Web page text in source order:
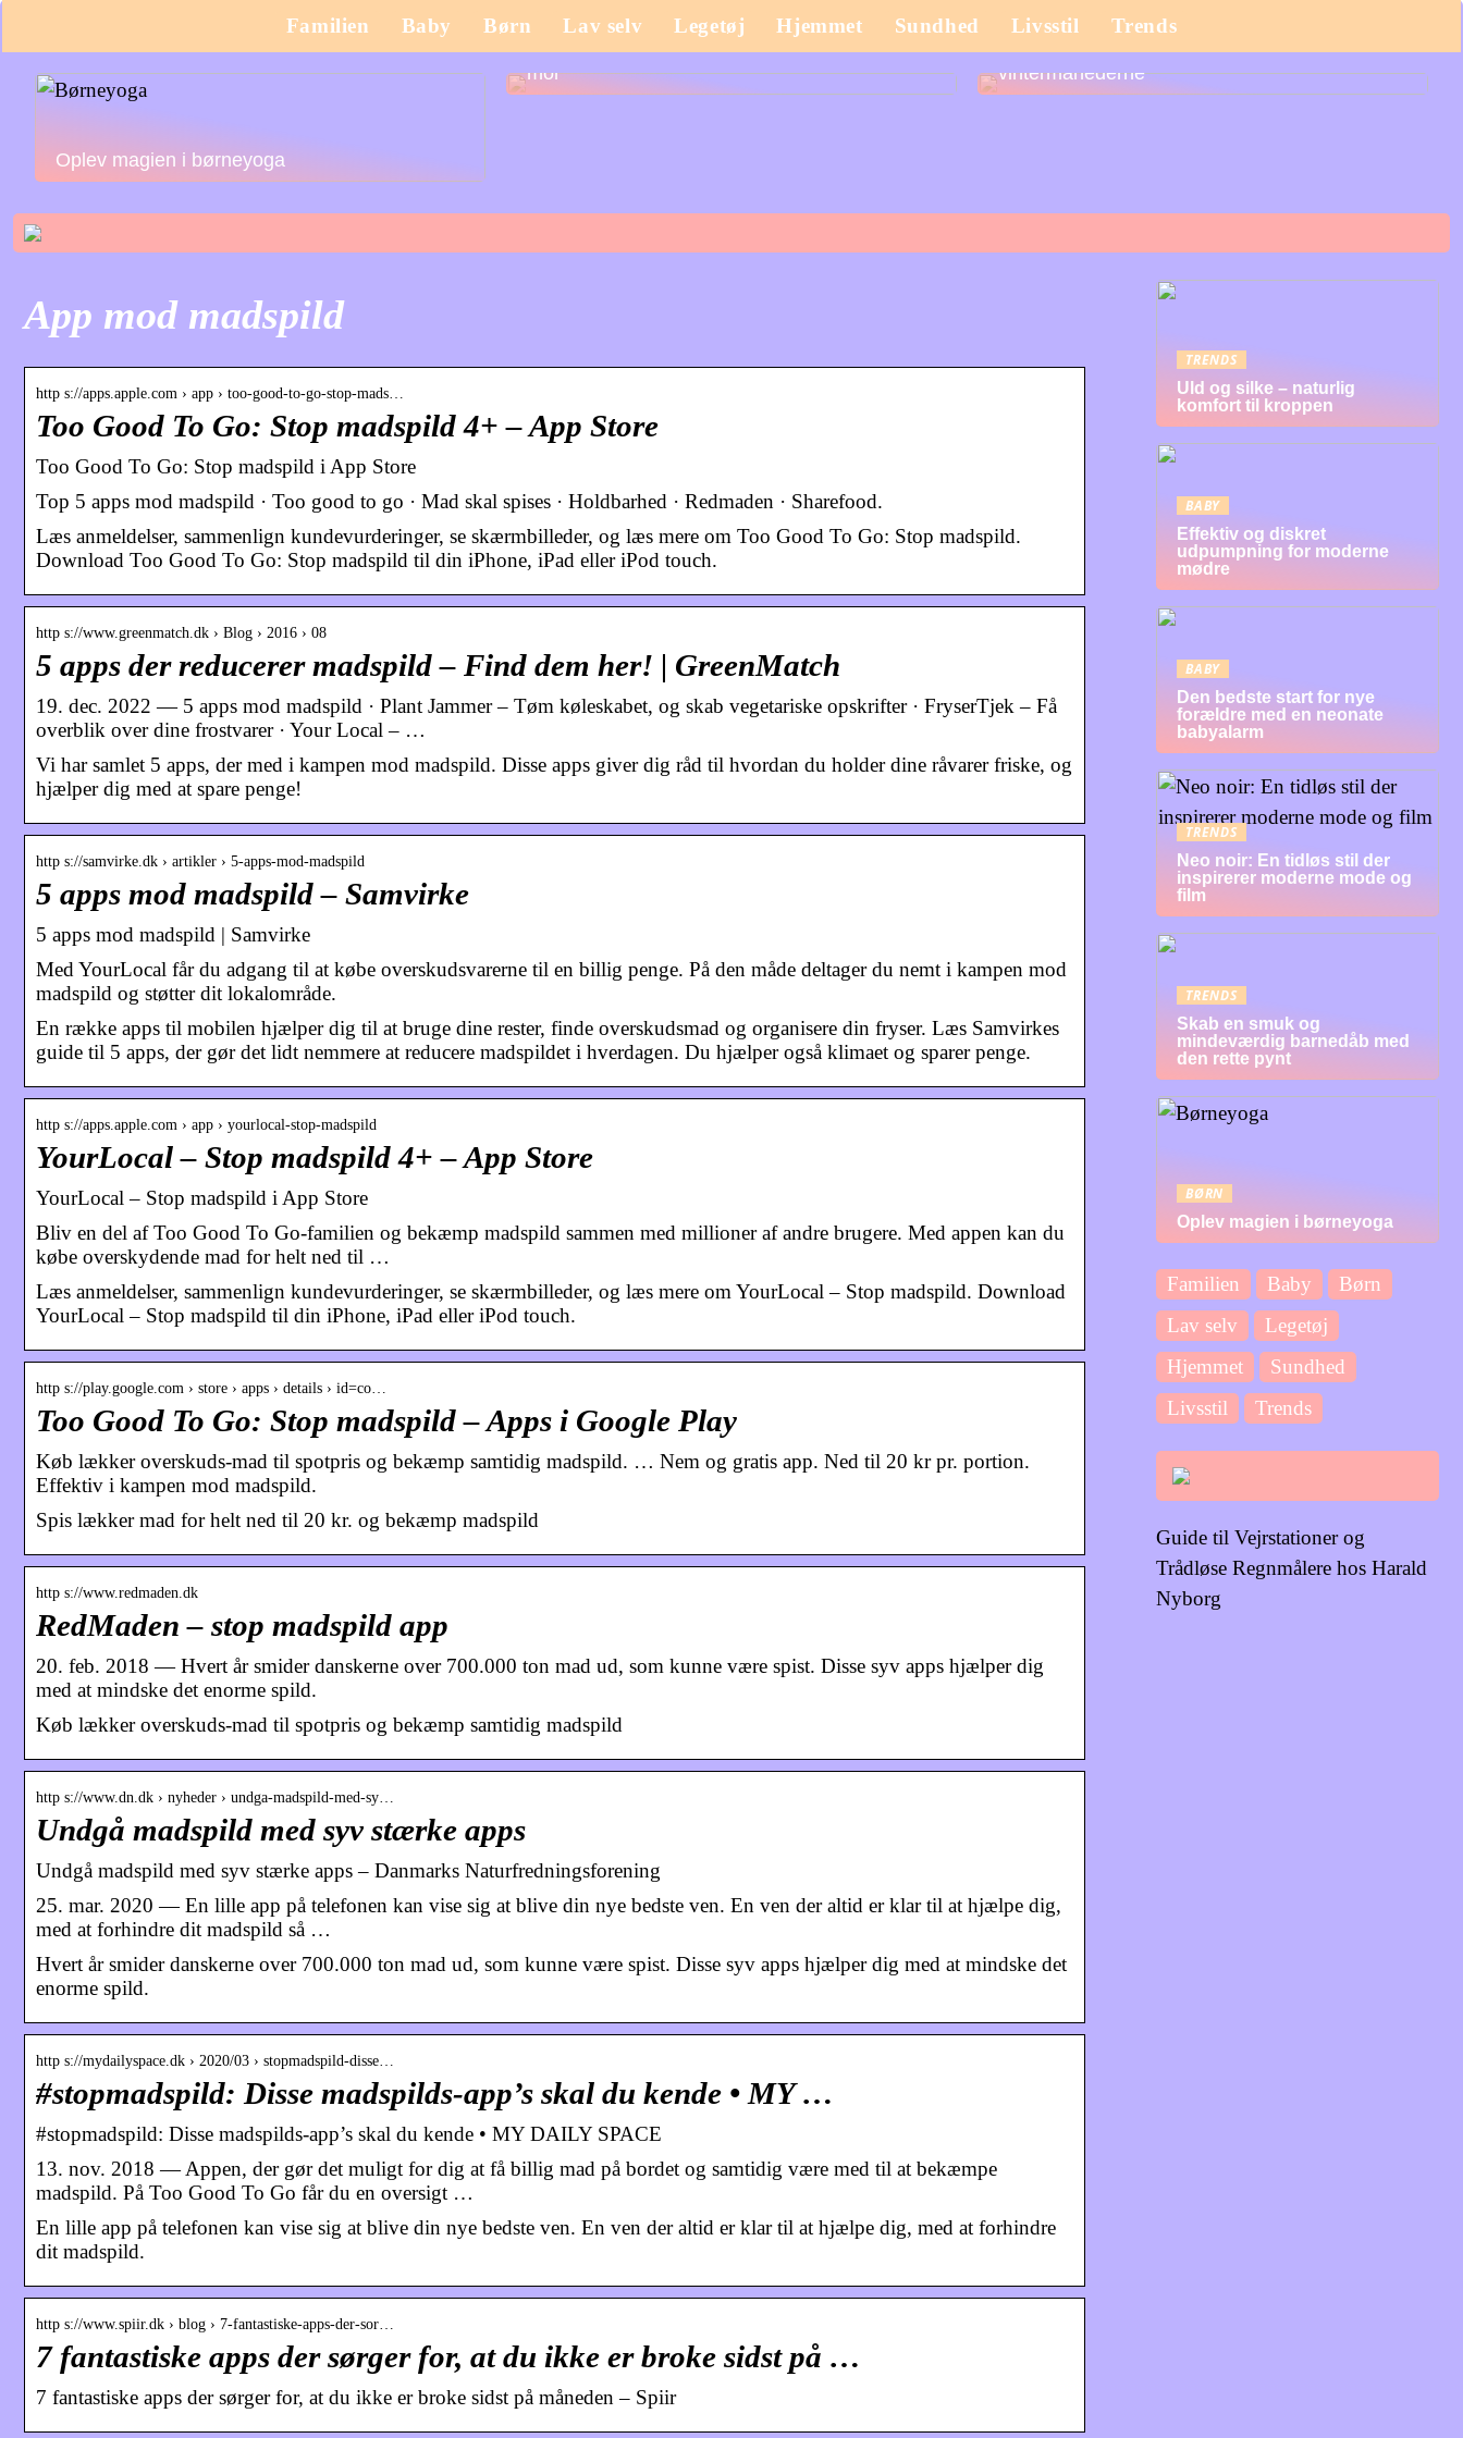
Familien Baby Børn Lav selv Legetøj Hjemmet Sundhed Livsstil Trends
Oplev magien i børneyoga
Sådan opdaterer du garderoben som nybagt
mor
Det bør du købe til dit barn til efterårs- og
vintermånederne
App mod madspild
http s://apps.apple.com › app › too-good-to-go-stop-mads…
Too Good To Go: Stop madspild 4+ – App Store
‎Too Good To Go: Stop madspild i App Store
Top 5 apps mod madspild · Too good to go · Mad skal spises · Holdbarhed · Redmaden · Sharefood.
Læs anmeldelser, sammenlign kundevurderinger, se skærmbilleder, og læs mere om Too Good To Go: Stop madspild.
Download Too Good To Go: Stop madspild til din iPhone, iPad eller iPod touch.
http s://www.greenmatch.dk › Blog › 2016 › 08
5 apps der reducerer madspild – Find dem her! | GreenMatch
19. dec. 2022 — 5 apps mod madspild · Plant Jammer – Tøm køleskabet, og skab vegetariske opskrifter · FryserTjek – Få
overblik over dine frostvarer · Your Local – …
Vi har samlet 5 apps, der med i kampen mod madspild. Disse apps giver dig råd til hvordan du holder dine råvarer friske, og
hjælper dig med at spare penge!
http s://samvirke.dk › artikler › 5-apps-mod-madspild
5 apps mod madspild – Samvirke
5 apps mod madspild | Samvirke
Med YourLocal får du adgang til at købe overskudsvarerne til en billig penge. På den måde deltager du nemt i kampen mod
madspild og støtter dit lokalområde.
En række apps til mobilen hjælper dig til at bruge dine rester, finde overskudsmad og organisere din fryser. Læs Samvirkes
guide til 5 apps, der gør det lidt nemmere at reducere madspildet i hverdagen. Du hjælper også klimaet og sparer penge.
http s://apps.apple.com › app › yourlocal-stop-madspild
YourLocal – Stop madspild 4+ – App Store
‎YourLocal – Stop madspild i App Store
Bliv en del af Too Good To Go-familien og bekæmp madspild sammen med millioner af andre brugere. Med appen kan du
købe overskydende mad for helt ned til …
Læs anmeldelser, sammenlign kundevurderinger, se skærmbilleder, og læs mere om YourLocal – Stop madspild. Download
YourLocal – Stop madspild til din iPhone, iPad eller iPod touch.
http s://play.google.com › store › apps › details › id=co…
Too Good To Go: Stop madspild – Apps i Google Play
Køb lækker overskuds-mad til spotpris og bekæmp samtidig madspild. … Nem og gratis app. Ned til 20 kr pr. portion.
Effektiv i kampen mod madspild.
Spis lækker mad for helt ned til 20 kr. og bekæmp madspild
http s://www.redmaden.dk
RedMaden – stop madspild app
20. feb. 2018 — Hvert år smider danskerne over 700.000 ton mad ud, som kunne være spist. Disse syv apps hjælper dig
med at mindske det enorme spild.
Køb lækker overskuds-mad til spotpris og bekæmp samtidig madspild
http s://www.dn.dk › nyheder › undga-madspild-med-sy…
Undgå madspild med syv stærke apps
Undgå madspild med syv stærke apps – Danmarks Naturfredningsforening
25. mar. 2020 — En lille app på telefonen kan vise sig at blive din nye bedste ven. En ven der altid er klar til at hjælpe dig,
med at forhindre dit madspild så …
Hvert år smider danskerne over 700.000 ton mad ud, som kunne være spist. Disse syv apps hjælper dig med at mindske det
enorme spild.
http s://mydailyspace.dk › 2020/03 › stopmadspild-disse…
#stopmadspild: Disse madspilds-app’s skal du kende • MY …
#stopmadspild: Disse madspilds-app’s skal du kende • MY DAILY SPACE
13. nov. 2018 — Appen, der gør det muligt for dig at få billig mad på bordet og samtidig være med til at bekæmpe
madspild. På Too Good To Go får du en oversigt …
En lille app på telefonen kan vise sig at blive din nye bedste ven. En ven der altid er klar til at hjælpe dig, med at forhindre
dit madspild.
http s://www.spiir.dk › blog › 7-fantastiske-apps-der-sor…
7 fantastiske apps der sørger for, at du ikke er broke sidst på …
7 fantastiske apps der sørger for, at du ikke er broke sidst på måneden – Spiir
TRENDS
Uld og silke – naturlig
komfort til kroppen
BABY
Effektiv og diskret
udpumpning for moderne
mødre
BABY
Den bedste start for nye
forældre med en neonate
babyalarm
TRENDS
Neo noir: En tidløs stil der
inspirerer moderne mode og
film
TRENDS
Skab en smuk og
mindeværdig barnedåb med
den rette pynt
BØRN
Oplev magien i børneyoga
Familien Baby
Børn
Lav selv
Legetøj
Hjemmet
Sundhed
Livsstil
Trends
Guide til Vejrstationer og
Trådløse Regnmålere hos Harald
Nyborg